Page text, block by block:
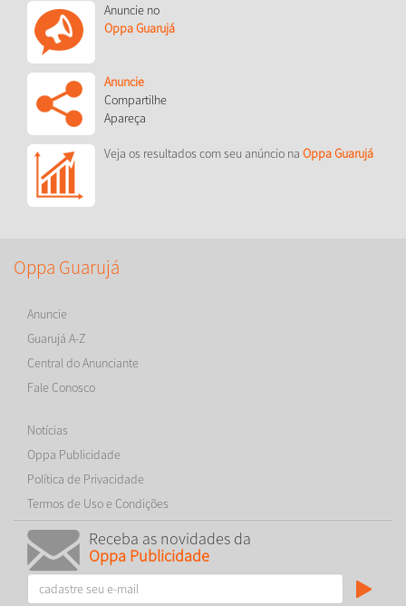
Anuncie no
Oppa Guarujá
Anuncie
Compartilhe
Apareça
Veja os resultados com seu anúncio na Oppa Guarujá
Oppa Guarujá
Anuncie
Guarujá A-Z
Central do Anunciante
Fale Conosco
Notícias
Oppa Publicidade
Política de Privacidade
Termos de Uso e Condições
Receba as novidades da
Oppa Publicidade